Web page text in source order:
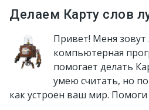
Делаем Карту слов
Привет! Меня
компьютерная
помогает делать
умею считать, но
как устроен ваш мир. Помоги